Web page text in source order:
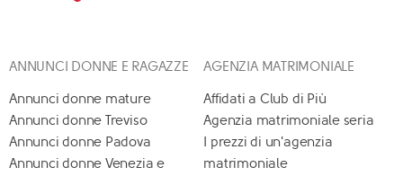
ANNUNCI DONNE E RAGAZZE
Annunci donne mature
Annunci donne Treviso
Annunci donne Padova
Annunci donne Venezia e
AGENZIA MATRIMONIALE
Affidati a Club di Più
Agenzia matrimoniale seria
I prezzi di un'agenzia
matrimoniale